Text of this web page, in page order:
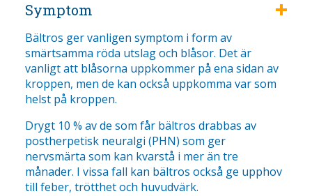
Symptom
Bältros ger vanligen symptom i form av
smärtsamma röda utslag och blåsor. Det är
vanligt att blåsorna uppkommer på ena sidan av
kroppen, men de kan också uppkomma var som
helst på kroppen.
Drygt 10 % av de som får bältros drabbas av
postherpetisk neuralgi (PHN) som ger
nervsmärta som kan kvarstå i mer än tre
månader. I vissa fall kan bältros också ge upphov
till feber, trötthet och huvudvärk.